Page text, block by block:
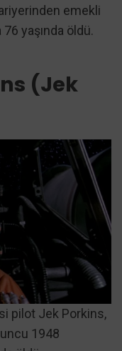
emekli
76 yaşında öldü.
(Jek
pilot Jek Porkins,
1948